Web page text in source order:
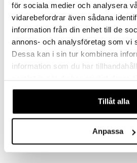
för sociala medier och analysera
vidarebefordrar även sådana
information från din enhet till de
annons- och analysföretag som vi
Dessa kan i sin tur kombinera
information som du har
våra cookies vid fortsatt
Tillåt alla
Anpassa
EVA SOLO
Keitin
56,90